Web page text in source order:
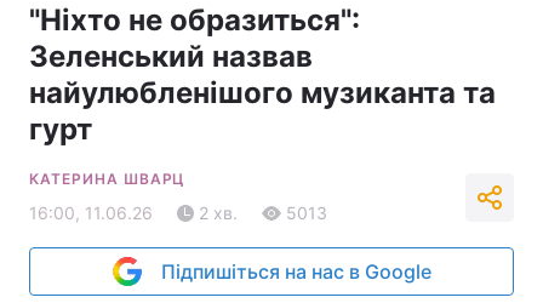
"Ніхто не образиться":
Зеленський назвав
найулюбленішого музиканта та
гурт
КАТЕРИНА ШВАРЦ
16:00, 11.06.26 2 хв. 5013
Підпишіться на нас в Google